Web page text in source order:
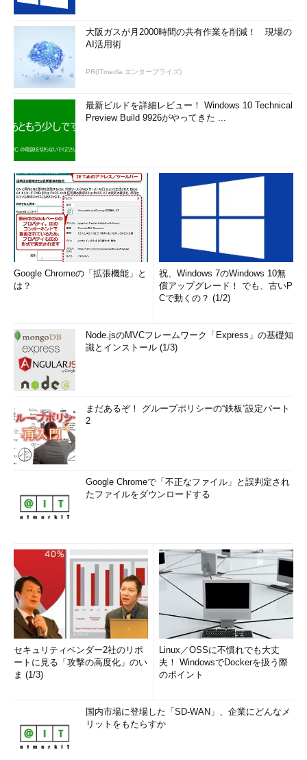
大阪ガスが月2000時間の共有作業を削減！ 現場の
AI活用術
PR(ITmedia エンタープライズ)
最新ビルドを詳細レビュー！ Windows 10 Technical
Preview Build 9926がやってきた ...
Google Chromeの「拡張機能」と
は？
祝、Windows 7のWindows 10無
償アップグレード！ でも、古いP
Cで動くの？ (1/2)
Node.jsのMVCフレームワーク「Express」の基礎知
識とインストール (1/3)
まだあるぞ！ グループポリシーの“鉄板”設定パート
2
Google Chromeで「不正なファイル」と誤判定され
たファイルをダウンロードする
セキュリティベンダー2社のリポ
ートに見る「攻撃の高度化」のい
ま (1/3)
Linux／OSSに不慣れでも大丈
夫！ WindowsでDockerを扱う際
のポイント
国内市場に登場した「SD-WAN」、企業にどんなメ
リットをもたらすか